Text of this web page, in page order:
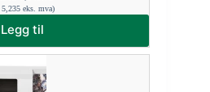
eks. mva)
Legg til